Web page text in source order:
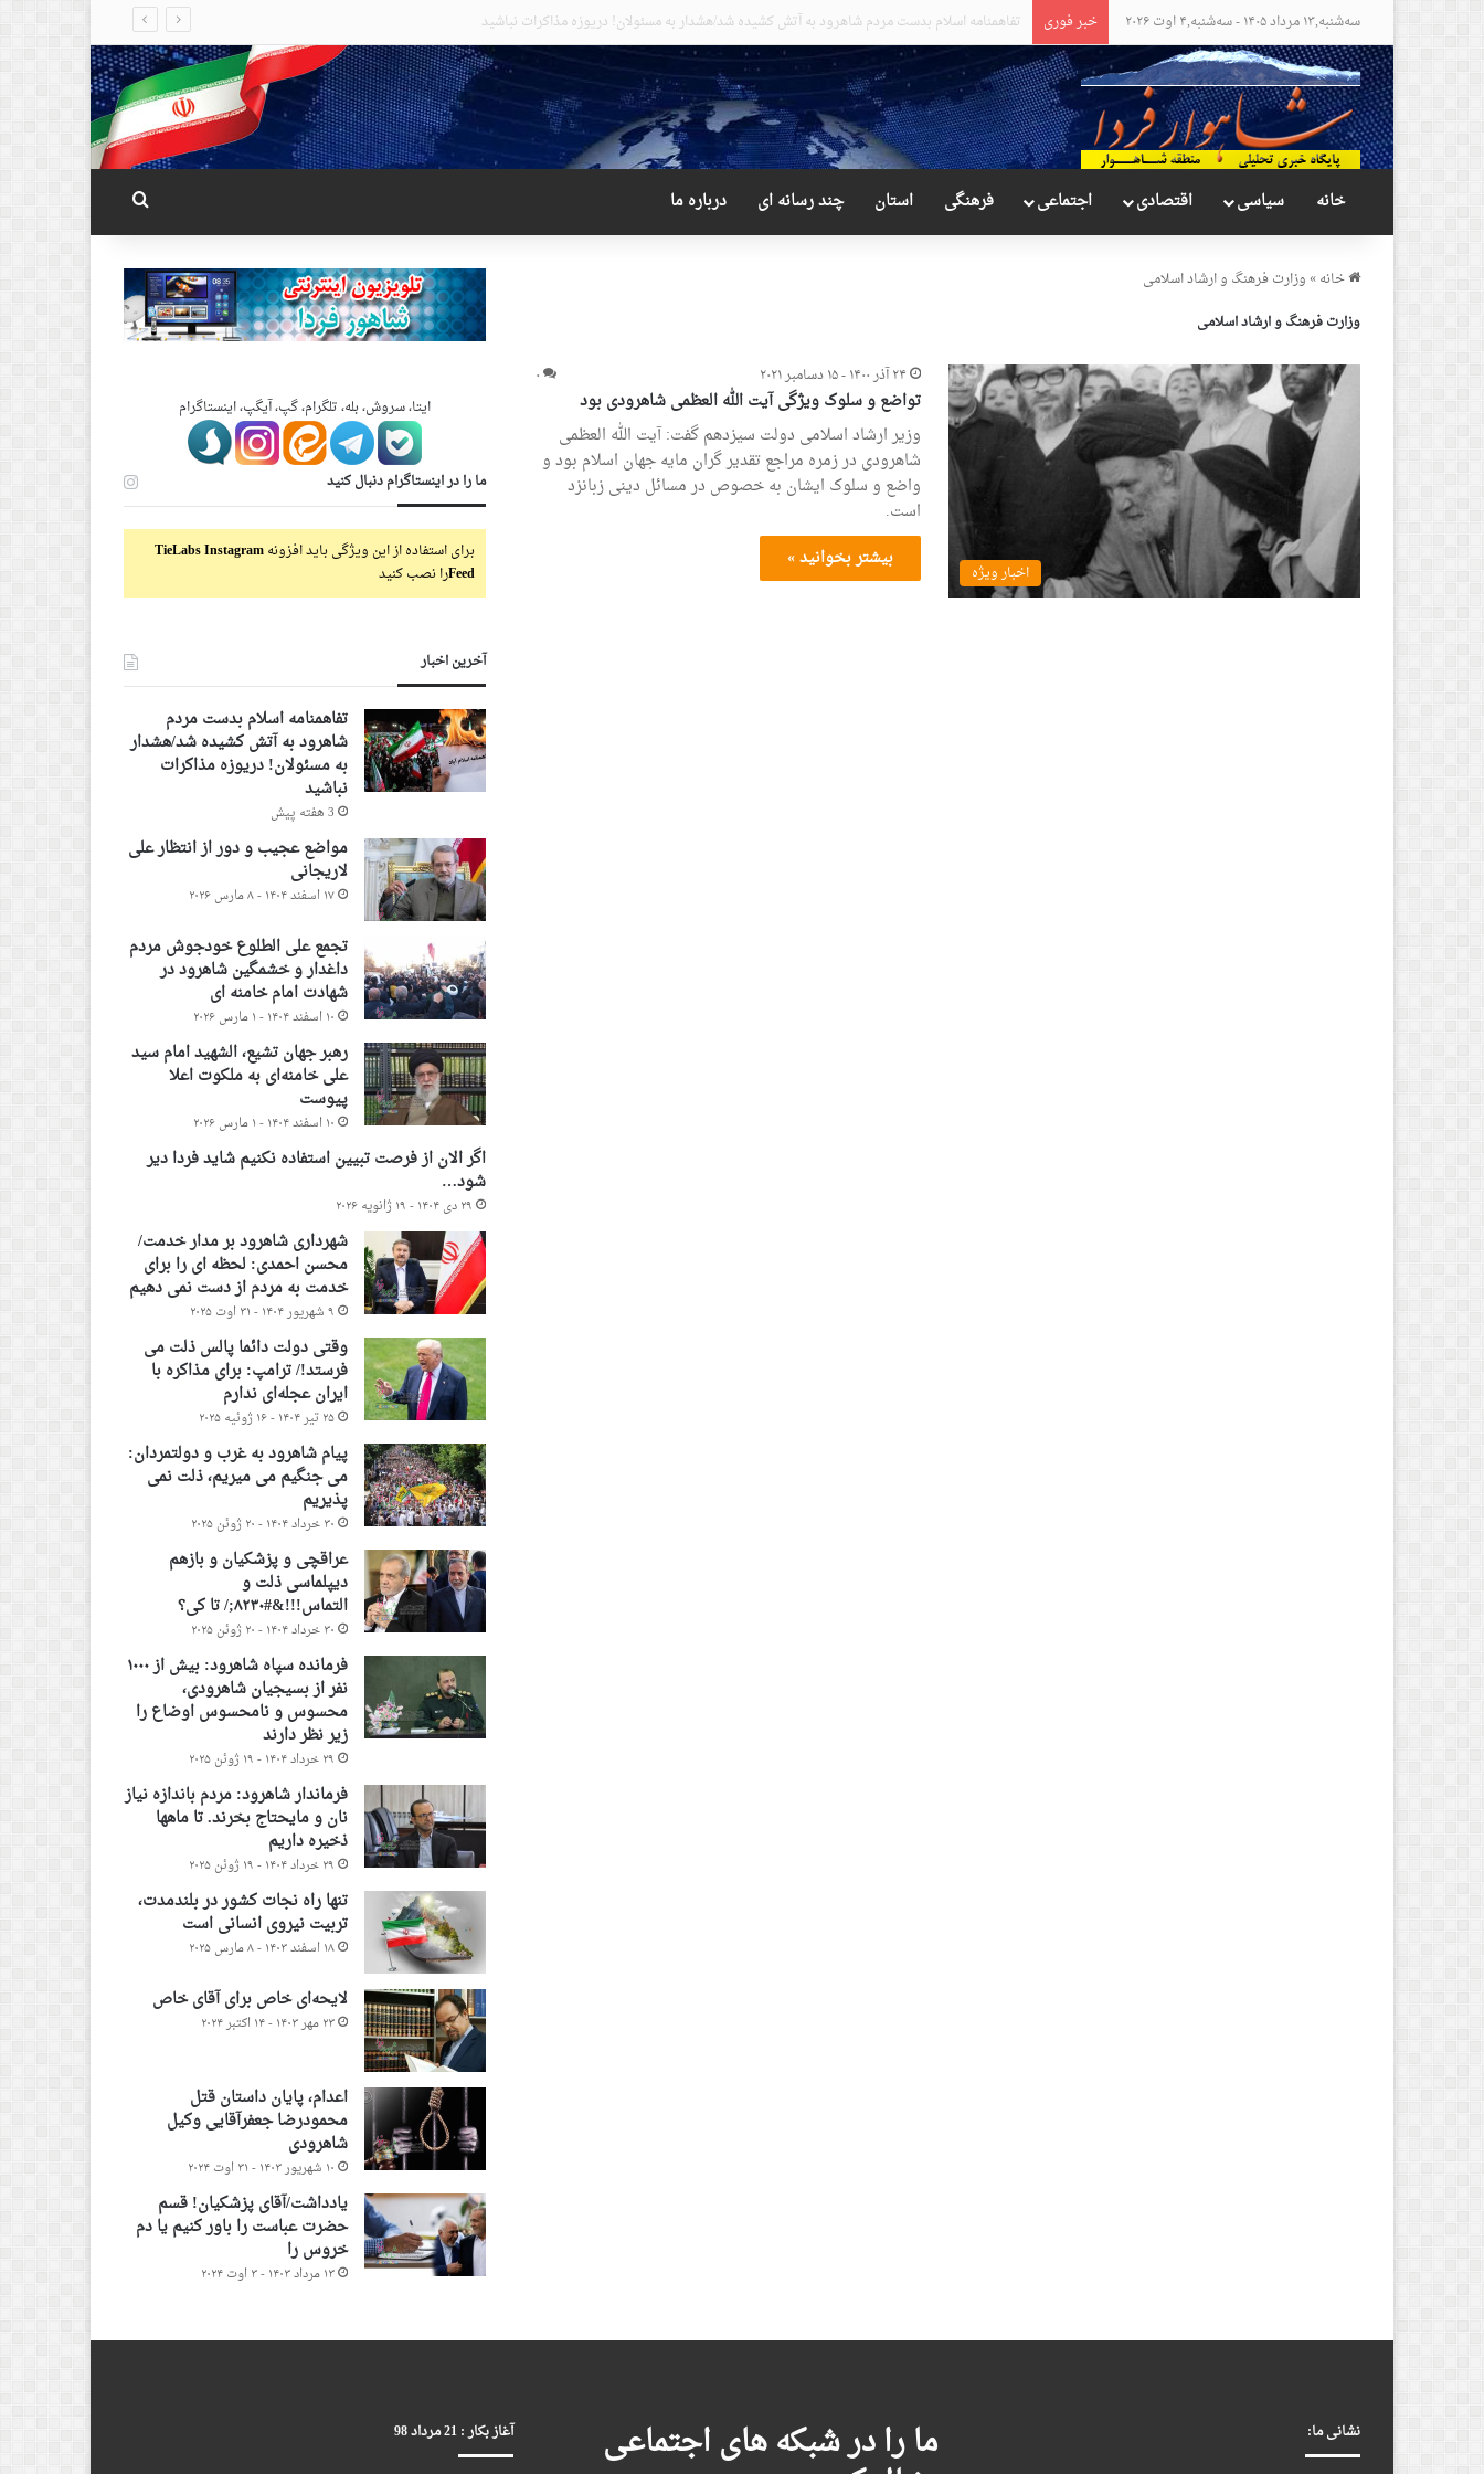
سه‌شنبه,۱۳ مرداد ۱۴۰۵ - سه‌شنبه,۴ اوت ۲۰۲۶ خبر فوری مواضع عجیب و دور از انتظار علی لاریجانی
خانه سیاسی اقتصادی اجتماعی فرهنگی استان چند رسانه ای درباره ما
خانه»وزارت فرهنگ و ارشاد اسلامی
وزارت فرهنگ و ارشاد اسلامی
اخبار ویژه
۲۴ آذر ۱۴۰۰ - ۱۵ دسامبر ۲۰۲۱ ۰
تواضع و سلوک ویژگی آیت الله العظمی شاهرودی بود
وزیر ارشاد اسلامی دولت سیزدهم گفت: آیت الله العظمی
شاهرودی در زمره مراجع تقدیر گران مایه جهان اسلام بود و
واضع و سلوک ایشان به خصوص در مسائل دینی زبانزد
است.
بیشتر بخوانید »
ایتا، سروش، بله، تلگرام، گپ، آیگپ، اینستاگرام
ما را در اینستاگرام دنبال کنید
برای استفاده از این ویژگی باید افزونهTieLabs Instagram
Feedرا نصب کنید
آخرین اخبار
تفاهمنامه اسلام بدست مردم
شاهرود به آتش کشیده شد/هشدار
به مسئولان! دریوزه مذاکرات
نباشید
3 هفته پیش
مواضع عجیب و دور از انتظار علی
لاریجانی
۱۷ اسفند ۱۴۰۴ - ۸ مارس ۲۰۲۶
تجمع علی الطلوع خودجوش مردم
داغدار و خشمگین شاهرود در
شهادت امام خامنه ای
۱۰ اسفند ۱۴۰۴ - ۱ مارس ۲۰۲۶
رهبر جهان تشیع، الشهید امام سید
علی خامنه‌ای به ملکوت اعلا
پیوست
۱۰ اسفند ۱۴۰۴ - ۱ مارس ۲۰۲۶
اگر الان از فرصت تبیین استفاده نکنیم شاید فردا دیر
شود…
۲۹ دی ۱۴۰۴ - ۱۹ ژانویه ۲۰۲۶
شهرداری شاهرود بر مدار خدمت/
محسن احمدی: لحظه ای را برای
خدمت به مردم از دست نمی دهیم
۹ شهریور ۱۴۰۴ - ۳۱ اوت ۲۰۲۵
وقتی دولت دائما پالس ذلت می
فرستد!/ ترامپ: برای مذاکره با
ایران عجله‌ای ندارم
۲۵ تیر ۱۴۰۴ - ۱۶ ژوئیه ۲۰۲۵
پیام شاهرود به غرب و دولتمردان:
می جنگیم می میریم، ذلت نمی
پذیریم
۳۰ خرداد ۱۴۰۴ - ۲۰ ژوئن ۲۰۲۵
عراقچی و پزشکیان و بازهم
دیپلماسی ذلت و
التماس!!!&#۸۲۳۰;/ تا کی؟
۳۰ خرداد ۱۴۰۴ - ۲۰ ژوئن ۲۰۲۵
فرمانده سپاه شاهرود: بیش از ۱۰۰۰
نفر از بسیجیان شاهرودی،
محسوس و نامحسوس اوضاع را
زیر نظر دارند
۲۹ خرداد ۱۴۰۴ - ۱۹ ژوئن ۲۰۲۵
فرماندار شاهرود: مردم باندازه نیاز
نان و مایحتاج بخرند. تا ماهها
ذخیره داریم
۲۹ خرداد ۱۴۰۴ - ۱۹ ژوئن ۲۰۲۵
تنها راه نجات کشور در بلندمدت،
تربیت نیروی انسانی است
۱۸ اسفند ۱۴۰۳ - ۸ مارس ۲۰۲۵
لایحه‌ای خاص برای آقای خاص
۲۳ مهر ۱۴۰۳ - ۱۴ اکتبر ۲۰۲۴
اعدام، پایان داستان قتل
محمودرضا جعفرآقایی وکیل
شاهرودی
۱۰ شهریور ۱۴۰۳ - ۳۱ اوت ۲۰۲۴
یادداشت/آقای پزشکیان! قسم
حضرت عباست را باور کنیم یا دم
خروس را
۱۳ مرداد ۱۴۰۳ - ۳ اوت ۲۰۲۴
نشانی ما: ما را در شبکه های اجتماعی آغاز بکار : 21 مرداد 98